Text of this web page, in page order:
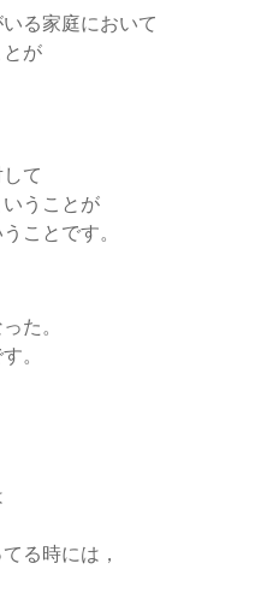
る家庭において
が
て
うことが
ことです。
た。
。
る時には，